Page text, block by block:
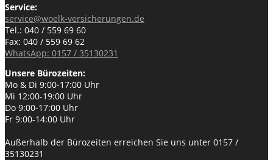
Service:
service@woelk-versicherungen.de
Tel.: 040 / 559 69 60
Fax: 040 / 559 69 62
WhatsApp: 0157 / 35130231
Unsere Bürozeiten:
Mo & Di 9:00-17:00 Uhr
Mi 12:00-19:00 Uhr
Do 9:00-17:00 Uhr
Fr 9:00-14:00 Uhr
Außerhalb der Bürozeiten erreichen Sie uns unter 0157 /
35130231